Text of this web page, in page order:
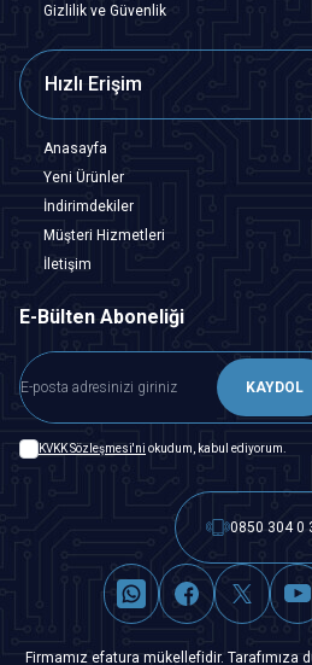
Gizlilik ve Güvenlik
Hızlı Erişim
Anasayfa
Yeni Ürünler
İndirimdekiler
Müşteri Hizmetleri
İletişim
E-Bülten Aboneliği
KAYDOL
KVKK Sözleşmesi'ni okudum, kabul ediyorum.
0850 304 0
Firmamız efatura mükellefidir. Tarafımıza